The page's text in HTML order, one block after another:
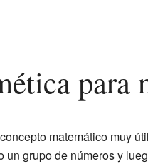
para
matemático muy
un grupo de números y